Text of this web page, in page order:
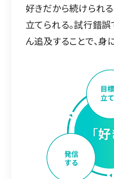
好きだから続けられ
立てられる。試行錯誤
ん追及することで、身